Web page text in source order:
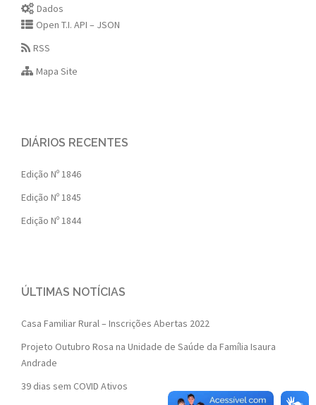
Dados
Open T.I. API – JSON
RSS
Mapa Site
DIÁRIOS RECENTES
Edição Nº 1846
Edição Nº 1845
Edição Nº 1844
ÚLTIMAS NOTÍCIAS
Casa Familiar Rural – Inscrições Abertas 2022
Projeto Outubro Rosa na Unidade de Saúde da Família Isaura
Andrade
39 dias sem COVID Ativos